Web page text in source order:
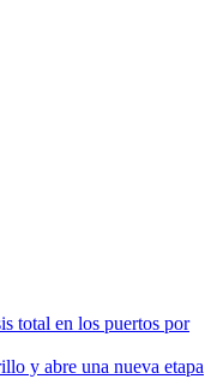
total en los puertos por
y abre una nueva etapa